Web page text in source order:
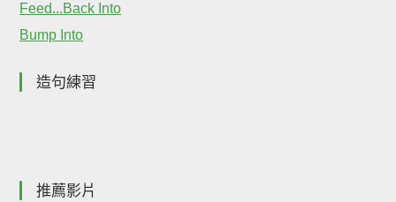
Feed...Back Into
Bump Into
造句練習
推薦影片